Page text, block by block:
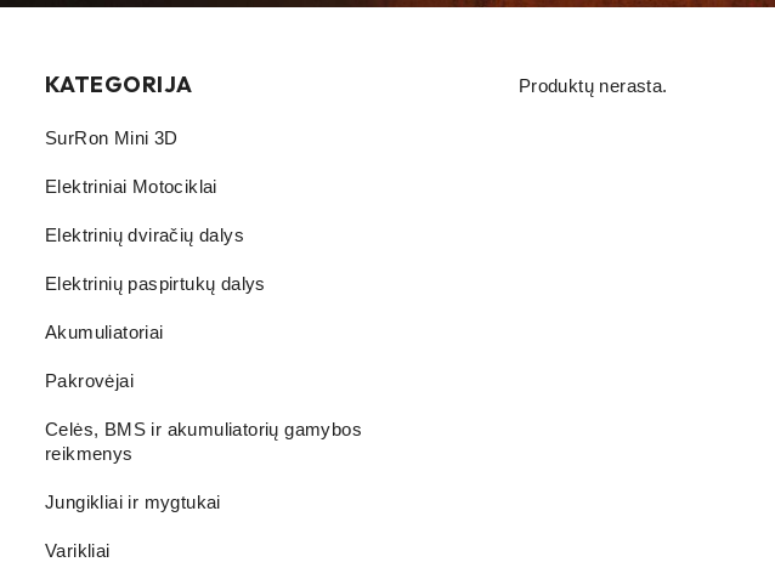
KATEGORIJA
SurRon Mini 3D
Elektriniai Motociklai
Elektrinių dviračių dalys
Elektrinių paspirtukų dalys
Akumuliatoriai
Pakrovėjai
Celės, BMS ir akumuliatorių gamybos
reikmenys
Jungikliai ir mygtukai
Varikliai
Produktų nerasta.